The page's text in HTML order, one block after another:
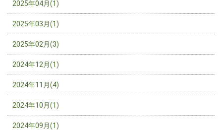
2025年04月(1)
2025年03月(1)
2025年02月(3)
2024年12月(1)
2024年11月(4)
2024年10月(1)
2024年09月(1)